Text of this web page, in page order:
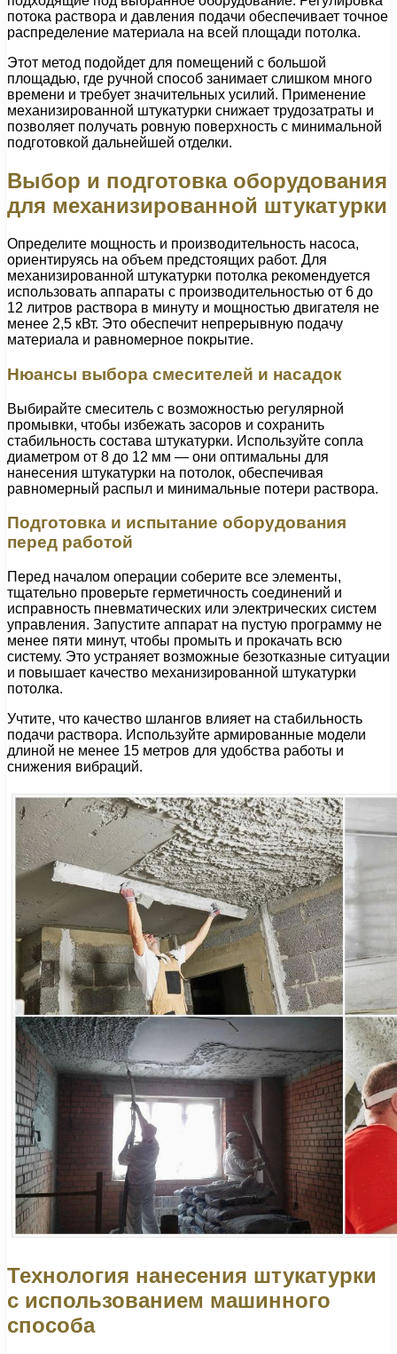
потока раствора и давления подачи обеспечивает точное
распределение материала на всей площади потолка.
Этот метод подойдет для помещений с большой
площадью, где ручной способ занимает слишком много
времени и требует значительных усилий. Применение
механизированной штукатурки снижает трудозатраты и
позволяет получать ровную поверхность с минимальной
подготовкой дальнейшей отделки.
Выбор и подготовка оборудования
для механизированной штукатурки
Определите мощность и производительность насоса,
ориентируясь на объем предстоящих работ. Для
механизированной штукатурки потолка рекомендуется
использовать аппараты с производительностью от 6 до
12 литров раствора в минуту и мощностью двигателя не
менее 2,5 кВт. Это обеспечит непрерывную подачу
материала и равномерное покрытие.
Нюансы выбора смесителей и насадок
Выбирайте смеситель с возможностью регулярной
промывки, чтобы избежать засоров и сохранить
стабильность состава штукатурки. Используйте сопла
диаметром от 8 до 12 мм — они оптимальны для
нанесения штукатурки на потолок, обеспечивая
равномерный распыл и минимальные потери раствора.
Подготовка и испытание оборудования
перед работой
Перед началом операции соберите все элементы,
тщательно проверьте герметичность соединений и
исправность пневматических или электрических систем
управления. Запустите аппарат на пустую программу не
менее пяти минут, чтобы промыть и прокачать всю
систему. Это устраняет возможные безотказные ситуации
и повышает качество механизированной штукатурки
потолка.
Учтите, что качество шлангов влияет на стабильность
подачи раствора. Используйте армированные модели
длиной не менее 15 метров для удобства работы и
снижения вибраций.
Технология нанесения штукатурки
с использованием машинного
способа